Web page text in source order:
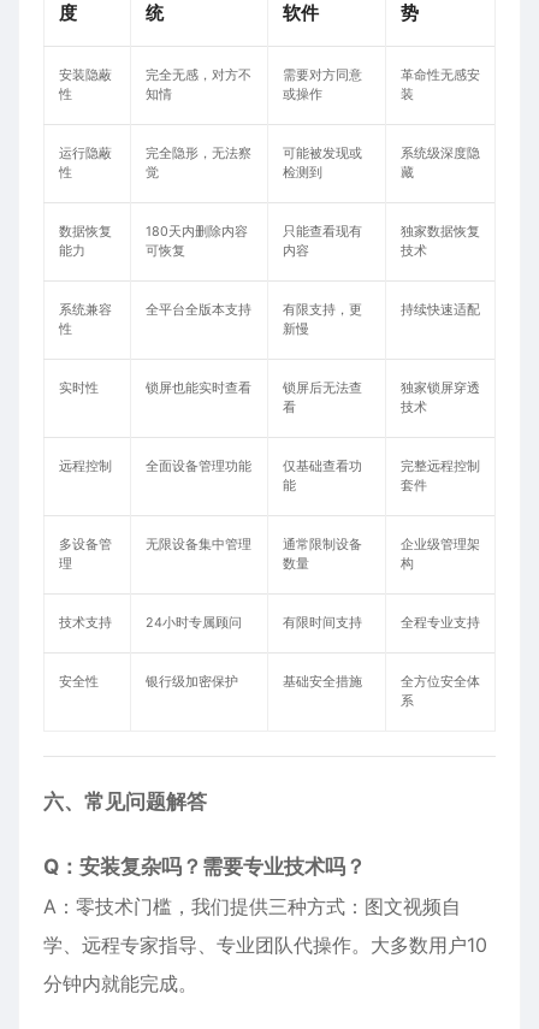
度
统
软件
势
安装隐蔽
性
完全无感，对方不
知情
需要对方同意
或操作
革命性无感安
装
运行隐蔽
性
完全隐形，无法察
觉
可能被发现或
检测到
系统级深度隐
藏
数据恢复
能力
180天内删除内容
可恢复
只能查看现有
内容
独家数据恢复
技术
系统兼容
性
全平台全版本支持
有限支持，更
新慢
持续快速适配
实时性 锁屏也能实时查看
锁屏后无法查
看
独家锁屏穿透
技术
远程控制 全面设备管理功能
仅基础查看功
能
完整远程控制
套件
多设备管
理
无限设备集中管理
通常限制设备
数量
企业级管理架
构
技术支持 24小时专属顾问 有限时间支持 全程专业支持
安全性 银行级加密保护 基础安全措施
全方位安全体
系
六、常见问题解答
Q：安装复杂吗？需要专业技术吗？
A：零技术门槛，我们提供三种方式：图文视频自
学、远程专家指导、专业团队代操作。大多数用户10
分钟内就能完成。